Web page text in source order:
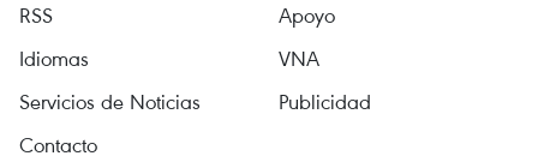
RSS
Apoyo
Idiomas
VNA
Servicios de Noticias
Publicidad
Contacto